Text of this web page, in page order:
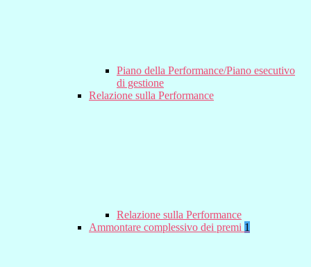
Piano della Performance/Piano esecutivo
di gestione
Relazione sulla Performance
Relazione sulla Performance
Ammontare complessivo dei premi 1